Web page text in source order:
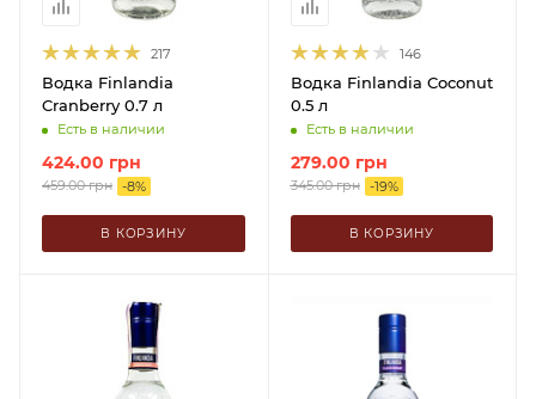
217
Водка Finlandia
Cranberry 0.7 л
Есть в наличии
424.00 грн
459.00грн -8%
В КОРЗИНУ
146
Водка Finlandia Coconut
0.5 л
Есть в наличии
279.00 грн
345.00грн -19%
В КОРЗИНУ